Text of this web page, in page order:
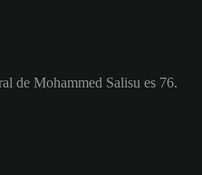
de Mohammed Salisu es 76.